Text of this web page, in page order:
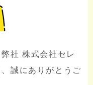
社 株式会社セレ
誠にありがとうご